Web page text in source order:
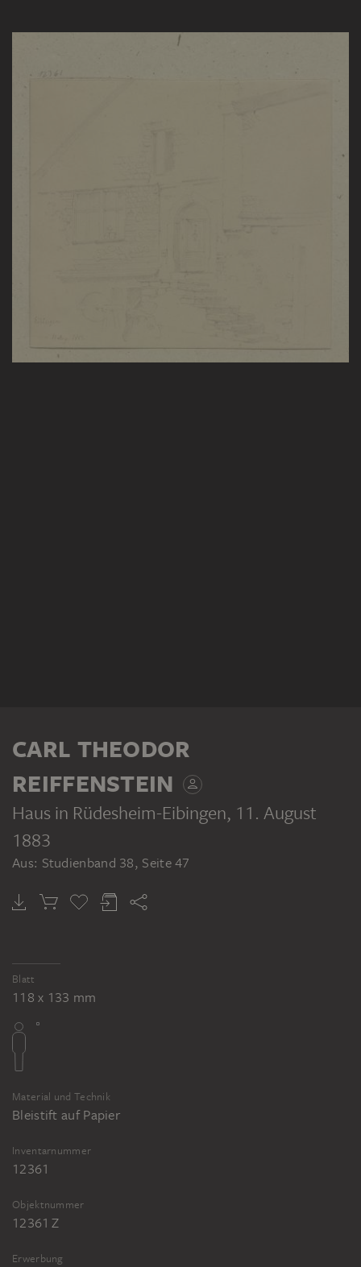
CARL THEODOR
REIFFENSTEIN
Haus in Rüdesheim-Eibingen, 11. August
1883
Aus: Studienband 38, Seite 47
Blatt
118 x 133 mm
Material und Technik
Bleistift auf Papier
Inventarnummer
12361
Objektnummer
12361 Z
Erwerbung